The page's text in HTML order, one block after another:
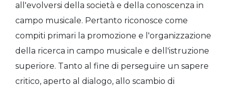
all'evolversi della società e della conoscenza in
campo musicale. Pertanto riconosce come
compiti primari la promozione e l'organizzazione
della ricerca in campo musicale e dell'istruzione
superiore. Tanto al fine di perseguire un sapere
critico, aperto al dialogo, allo scambio di